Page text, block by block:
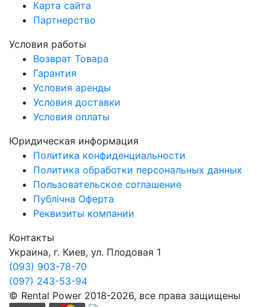
Карта сайта
Партнерство
Условия работы
Возврат Товара
Гарантия
Условия аренды
Условия доставки
Условия оплаты
Юридическая информация
Политика конфиденциальности
Политика обработки персональных данных
Пользовательское соглашение
Публічна Оферта
Реквизиты компании
Контакты
Украина, г. Киев, ул. Плодовая 1
(093) 903-78-70
(097) 243-53-94
© Rental Power 2018-2026, все права защищены